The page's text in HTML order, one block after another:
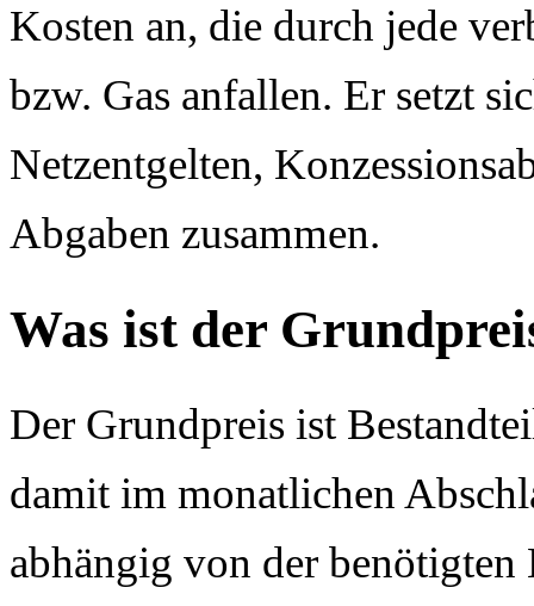
Kosten an, die durch jede
bzw. Gas anfallen. Er setzt
Netzentgelten,
Abgaben zusammen.
Was ist der
Der Grundpreis ist
damit im monatlichen
abhängig von der